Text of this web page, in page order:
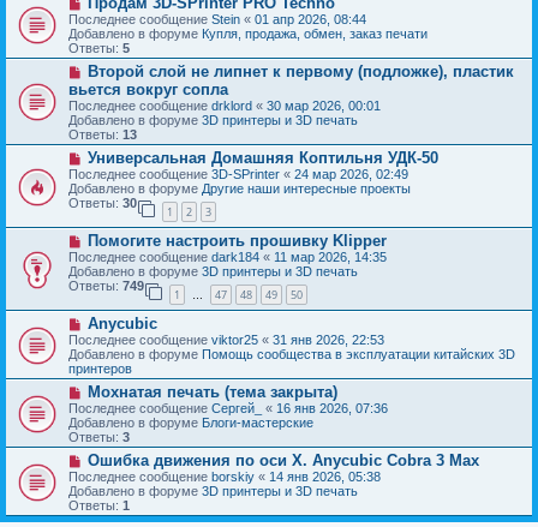
б
щ
е
н
е
о
в
о
е
о
о
б
щ
е
н
и
е
Последнее сообщение Stein « 01 апр 2026, 08:44
Добавлено в форуме Купля, продажа, обмен, заказ печати
Ответы: 5
Н
в
о
е
с
о
о
б
щ
н
е
Второй слой не липнет к первому (подложке), пластик
вьется вокруг сопла
Последнее сообщение drklord « 30 мар 2026, 00:01
Добавлено в форуме 3D принтеры и 3D печать
Ответы: 13
Н
о
в
о
с
о
б
щ
н
и
е
Универсальная Домашняя Коптильня УДК-50
Последнее сообщение 3D-SPrinter « 24 мар 2026, 02:49
Добавлено в форуме Другие наши интересные проекты
Ответы: 30
1 2 3
Н
о
в
о
е
с
о
о
б
щ
е
н
и
е
Помогите настроить прошивку Klipper
Последнее сообщение dark184 « 11 мар 2026, 14:35
Добавлено в форуме 3D принтеры и 3D печать
Ответы: 749
1 … 47 48 49 50
Н
о
в
о
е
о
о
б
щ
е
н
и
е
Anycubic
Последнее сообщение viktor25 « 31 янв 2026, 22:53
Добавлено в форуме Помощь сообщества в эксплуатации китайских 3D
принтеров
Н
о
в
о
е
с
о
о
б
щ
Мохнатая печать (тема закрыта)
Последнее сообщение Сергей_ « 16 янв 2026, 07:36
Добавлено в форуме Блоги-мастерские
Ответы: 3
Н
о
в
о
е
Ошибка движения по оси Х. Anycubic Cobra 3 Max
Последнее сообщение borskiy « 14 янв 2026, 05:38
Добавлено в форуме 3D принтеры и 3D печать
Ответы: 1